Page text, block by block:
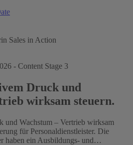
Sales in Action
- Content Stage 3
Druck und
wirksam steuern.
und Wachstum – Vertrieb wirksam
für Personaldienstleister. Die
haben ein Ausbildungs- und…